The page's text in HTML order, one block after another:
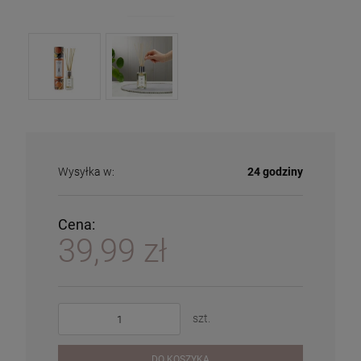
Wysyłka w: 24 godziny
Cena:
39,99 zł
szt.